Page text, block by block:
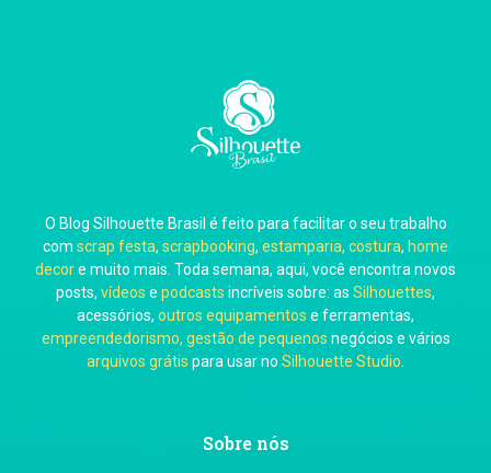
O Blog Silhouette Brasil é feito para facilitar o seu trabalho
com scrap festa, scrapbooking, estamparia, costura, home
decore muito mais. Toda semana, aqui, você encontra novos
posts, vídeos e podcasts incríveis sobre: as Silhouettes,
acessórios, outros equipamentos e ferramentas,
empreendedorismo, gestão de pequenos negócios e vários
arquivos grátis para usar no Silhouette Studio.
Sobre nós